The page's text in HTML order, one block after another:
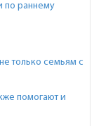
по раннему
только семьям с
помогают и